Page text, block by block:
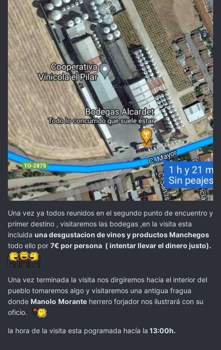
Una vez ya todos reunidos en el segundo punto de encuentro y
primer destino , visitaremos las bodegas ,en la visita esta
incluida una desgustacion de vinos y productos Manchegos
todo ello por 7€ por persona ( intentar llevar el dinero justo).
Una vez terminada la visita nos dirgiremos hacia el interior del
pueblo tomaremos algo y visitaremos una antigua fragua
donde Manolo Morante herrero forjador nos ilustrará con su
oficio.
la hora de la visita esta pogramada hacía la 13:00h.